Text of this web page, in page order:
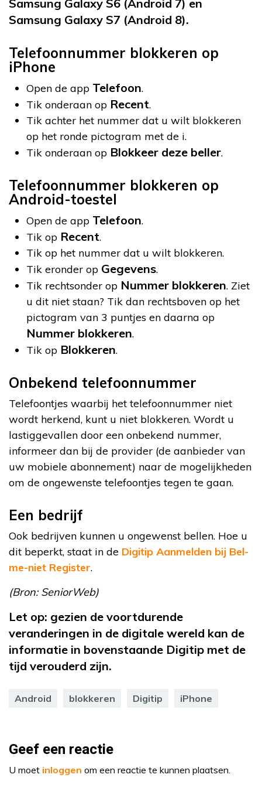
Samsung Galaxy S6 (Android 7) en
Samsung Galaxy S7 (Android 8).
Telefoonnummer blokkeren op
iPhone
Open de app Telefoon.
Tik onderaan op Recent.
Tik achter het nummer dat u wilt blokkeren
op het ronde pictogram met de i.
Tik onderaan op Blokkeer deze beller.
Telefoonnummer blokkeren op
Android-toestel
Open de app Telefoon.
Tik op Recent.
Tik op het nummer dat u wilt blokkeren.
Tik eronder op Gegevens.
Tik rechtsonder op Nummer blokkeren. Ziet
u dit niet staan? Tik dan rechtsboven op het
pictogram van 3 puntjes en daarna op
Nummer blokkeren.
Tik op Blokkeren.
Onbekend telefoonnummer
Telefoontjes waarbij het telefoonnummer niet
wordt herkend, kunt u niet blokkeren. Wordt u
lastiggevallen door een onbekend nummer,
informeer dan bij de provider (de aanbieder van
uw mobiele abonnement) naar de mogelijkheden
om de ongewenste telefoontjes tegen te gaan.
Een bedrijf
Ook bedrijven kunnen u ongewenst bellen. Hoe u
dit beperkt, staat in de Digitip Aanmelden bij Bel-
me-niet Register.
(Bron: SeniorWeb)
Let op: gezien de voortdurende
veranderingen in de digitale wereld kan de
informatie in bovenstaande Digitip met de
tijd verouderd zijn.
Android blokkeren Digitip iPhone
Geef een reactie
U moet inloggen om een reactie te kunnen plaatsen.